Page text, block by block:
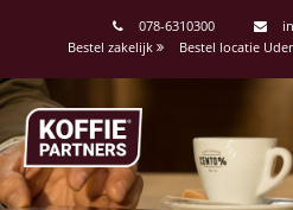
078-6310300
Bestel zakelijk
Bestel locatie